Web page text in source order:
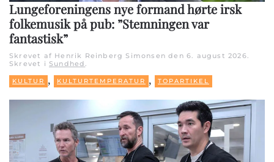
Lungeforeningens nye formand hørte irsk
folkemusik på pub: ”Stemningen var
fantastisk”
Skrevet af Henrik Reinberg Simonsen den 6. august 2026.
Skrevet i Sundhed.
KULTUR , KULTURTEMPERATUR , TOPARTIKEL